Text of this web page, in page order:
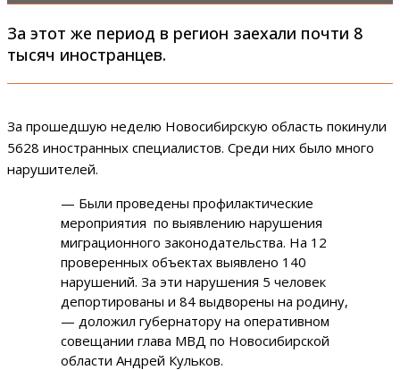
За этот же период в регион заехали почти 8
тысяч иностранцев.
За прошедшую неделю Новосибирскую область покинули
5628 иностранных специалистов. Среди них было много
нарушителей.
— Были проведены профилактические
мероприятия по выявлению нарушения
миграционного законодательства. На 12
проверенных объектах выявлено 140
нарушений. За эти нарушения 5 человек
депортированы и 84 выдворены на родину,
— доложил губернатору на оперативном
совещании глава МВД по Новосибирской
области Андрей Кульков.